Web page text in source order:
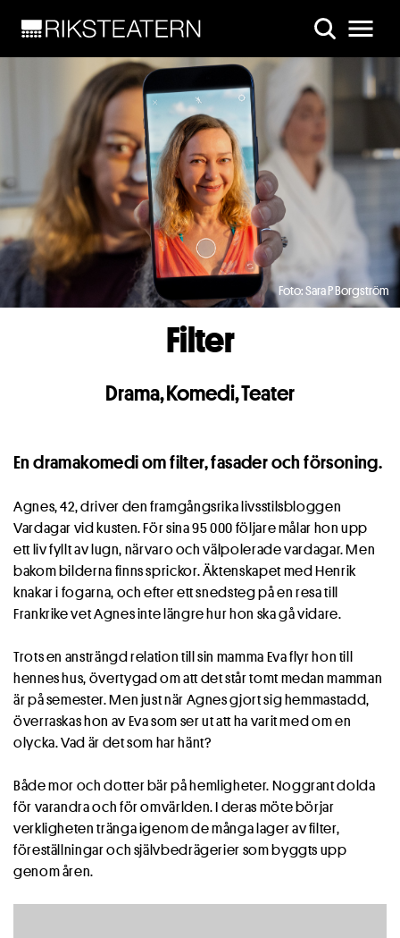
Foto: Sara P Borgström
Filter
Drama,Komedi,Teater
En dramakomedi om filter, fasader och försoning.
Agnes, 42, driver den framgångsrika livsstilsbloggen
Vardagar vid kusten. För sina 95 000 följare målar hon upp
ett liv fyllt av lugn, närvaro och välpolerade vardagar. Men
bakom bilderna finns sprickor. Äktenskapet med Henrik
knakar i fogarna, och efter ett snedsteg på en resa till
Frankrike vet Agnes inte längre hur hon ska gå vidare.
Trots en ansträngd relation till sin mamma Eva flyr hon till
hennes hus, övertygad om att det står tomt medan mamman
är på semester. Men just när Agnes gjort sig hemmastadd,
överraskas hon av Eva som ser ut att ha varit med om en
olycka. Vad är det som har hänt?
Både mor och dotter bär på hemligheter. Noggrant dolda
för varandra och för omvärlden. I deras möte börjar
verkligheten tränga igenom de många lager av filter,
föreställningar och självbedrägerier som byggts upp
genom åren.